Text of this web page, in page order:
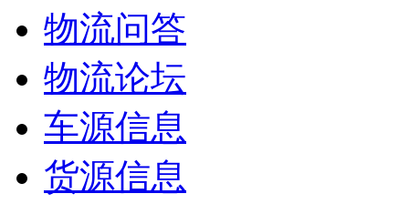
物流问答
物流论坛
车源信息
货源信息